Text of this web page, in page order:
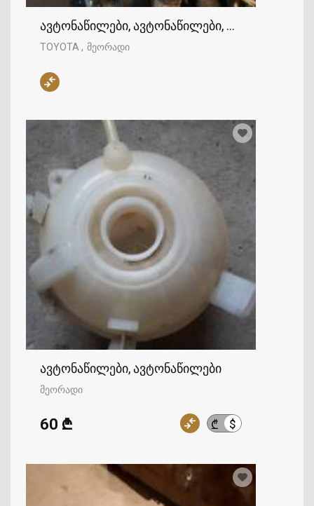
ავტონაწილები, ავტონაწილები, TOYOTA
TOYOTA მეორადი
ავტონაწილები, ავტონაწილები
მეორადი
₾ $
60 ₾